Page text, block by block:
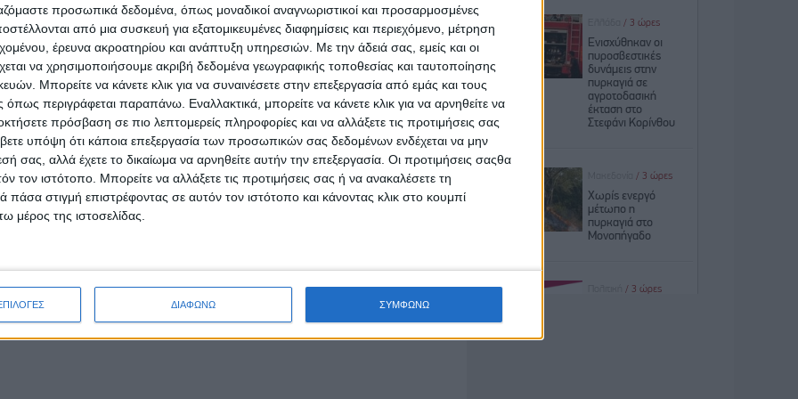
προσωπικά δεδομένα, όπως μοναδικοί αναγνωριστικοί και προσαρμοσμένες
από μια συσκευή για εξατομικευμένες διαφημίσεις και περιεχόμενο, μέτρηση
έρευνα ακροατηρίου και ανάπτυξη υπηρεσιών. Με την άδειά σας, εμείς και οι
να χρησιμοποιήσουμε ακριβή δεδομένα γεωγραφικής τοποθεσίας και ταυτοποίησης
Μπορείτε να κάνετε κλικ για να συναινέσετε στην επεξεργασία από εμάς και τους
περιγράφεται παραπάνω. Εναλλακτικά, μπορείτε να κάνετε κλικ για να αρνηθείτε να
πρόσβαση σε πιο λεπτομερείς πληροφορίες και να αλλάξετε τις προτιμήσεις σας
υπόψη ότι κάποια επεξεργασία των προσωπικών σας δεδομένων ενδέχεται να μην
σας, αλλά έχετε το δικαίωμα να αρνηθείτε αυτήν την επεξεργασία. Οι προτιμήσεις σαςθα
τον ιστότοπο. Μπορείτε να αλλάξετε τις προτιμήσεις σας ή να ανακαλέσετε τη
στιγμή επιστρέφοντας σε αυτόν τον ιστότοπο και κάνοντας κλικ στο κουμπί
μέρος της ιστοσελίδας.
ΔΙΑΦΩΝΩ ΣΥΜΦΩΝΩ
δεν χρησιμοποιεί το κινητό τηλέφωνό του, δεν τρώει και δεν πίνει μέσα στην
είναι μια πιθανή διαδρομή για τη μετάδοση της Covid-19. Όμως δεν
που μελετήθηκαν κατά το πρώτο έτος της πανδημίας. Υπάρχουν διάφοροι
πολλή ώρα στο μπάνιο και δεν αλληλεπιδρούν με άλλους. Πιο σημαντικό
το καζανάκι έρχονται από τις δικές του εκκρίσεις. Ο κίνδυνος μόλυνσης από
πλένουν τα χέρια τους και το μπάνιο καθαρίζεται και αερίζεται σωστά»,
Ιταλίας, της Κίνας και της Σιγκαπούρης εντόπισαν ίχνη του κορωνοϊού στις
στα καπάκια της λεκάνης, στους νεροχύτες και στις βρύσες. Όμως ο
από τη μετάδοση. Όντως βρήκαμε ότι οι επιφάνειες στις δημόσιες
όμως τηρείται αποτελεσματικά η υγιεινή των χεριών και γίνεται καθάρισμα